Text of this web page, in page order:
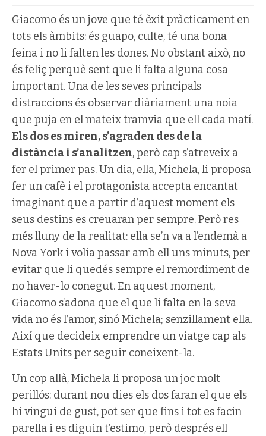
Giacomo és un jove que té èxit pràcticament en
tots els àmbits: és guapo, culte, té una bona
feina i no li falten les dones. No obstant això, no
és feliç perquè sent que li falta alguna cosa
important. Una de les seves principals
distraccions és observar diàriament una noia
que puja en el mateix tramvia que ell cada matí.
Els dos es miren, s’agraden des de la
distància i s’analitzen, però cap s’atreveix a
fer el primer pas. Un dia, ella, Michela, li proposa
fer un cafè i el protagonista accepta encantat
imaginant que a partir d’aquest moment els
seus destins es creuaran per sempre. Però res
més lluny de la realitat: ella se’n va a l’endemà a
Nova York i volia passar amb ell uns minuts, per
evitar que li quedés sempre el remordiment de
no haver-lo conegut. En aquest moment,
Giacomo s’adona que el que li falta en la seva
vida no és l’amor, sinó Michela; senzillament ella.
Així que decideix emprendre un viatge cap als
Estats Units per seguir coneixent-la.
Un cop allà, Michela li proposa un joc molt
perillós: durant nou dies els dos faran el que els
hi vingui de gust, pot ser que fins i tot es facin
parella i es diguin t’estimo, però després ell